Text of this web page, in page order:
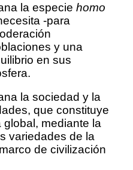
la especie homo
-para
y una
en sus
la sociedad y la
que constituye
global, mediante la
variedades de la
de civilización